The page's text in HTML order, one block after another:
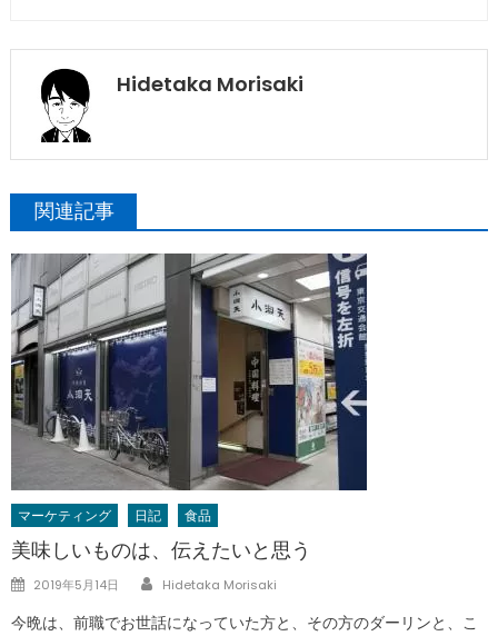
Hidetaka Morisaki
関連記事
マーケティング 日記 食品
美味しいものは、伝えたいと思う
Posted
2019年5月14日 Author
Hidetaka Morisaki
今晩は、前職でお世話になっていた方と、その方のダーリンと、こ